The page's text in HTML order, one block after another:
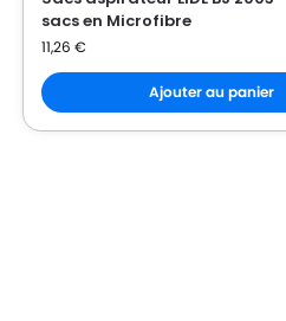
sacs en Microfibre
11,26 €
Ajouter au panier